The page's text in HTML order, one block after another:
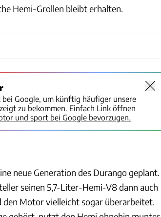
Hemi-Grollen bleibt erhalten.
Google, um künftig häufiger unsere
zu bekommen. Einfach Link öffnen
und sport bei Google bevorzugen.
neue Generation des Durango geplant.
seinen 5,7-Liter-Hemi-V8 dann auch
Motor vielleicht sogar überarbeitet.